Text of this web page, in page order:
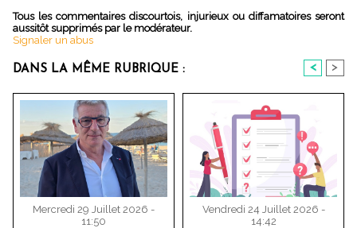
Tous les commentaires discourtois, injurieux ou diffamatoires seront
aussitôt supprimés par le modérateur.
Signaler un abus
DANS LA MÊME RUBRIQUE : < >
Mercredi 29 Juillet 2026 -
11:50
Vendredi 24 Juillet 2026 -
14:42